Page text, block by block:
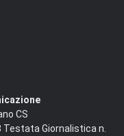
CS
Testata Giornalistica n.